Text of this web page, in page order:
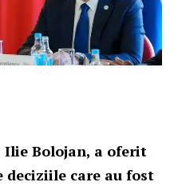
Bolojan, a oferit
deciziile care au fost